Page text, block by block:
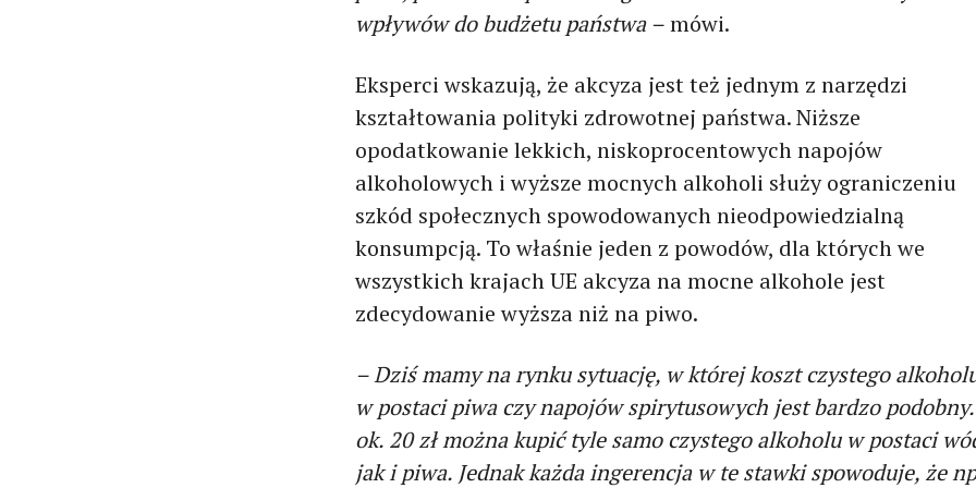
wpływów do budżetu państwa –mówi.
Eksperci wskazują, że akcyza jest też jednym z narzędzi
kształtowania polityki zdrowotnej państwa. Niższe
opodatkowanie lekkich, niskoprocentowych napojów
alkoholowych i wyższe mocnych alkoholi służy ograniczeniu
szkód społecznych spowodowanych nieodpowiedzialną
konsumpcją. To właśnie jeden z powodów, dla których we
wszystkich krajach UE akcyza na mocne alkohole jest
zdecydowanie wyższa niż na piwo.
– Dziś mamy na rynku sytuację, w której koszt czystego
w postaci piwa czy napojów spirytusowych jest bardzo
ok. 20 zł można kupić tyle samo czystego alkoholu w postaci
jak i piwa. Jednak każda ingerencja w te stawki spowoduje, że